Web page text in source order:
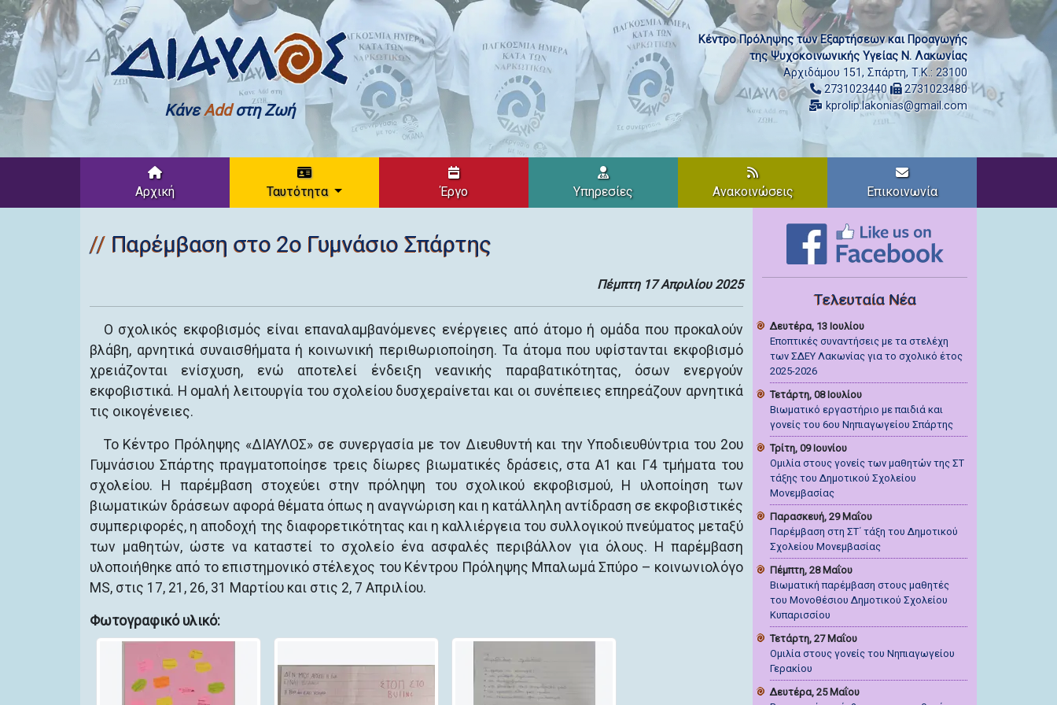
ΚάνεAddστη Ζωή
Κέντρο Πρόληψης των Εξαρτήσεων και Προαγωγής
της Ψυχοκοινωνικής Υγείας Ν. Λακωνίας
Αρχιδάμου 151, Σπάρτη, Τ.Κ.: 23100
2731023440
2731023480
kprolip.lakonias@gmail.com
Αρχική Ταυτότητα Έργο Υπηρεσίες Ανακοινώσεις Επικοινωνία
Παρέμβαση στο 2ο Γυμνάσιο Σπάρτης
Πέμπτη 17 Απριλίου 2025
Ο σχολικός εκφοβισμός είναι επαναλαμβανόμενες ενέργειες από άτομο ή ομάδα που προκαλούν
βλάβη, αρνητικά συναισθήματα ή κοινωνική περιθωριοποίηση. Τα άτομα που υφίστανται εκφοβισμό
χρειάζονται ενίσχυση, ενώ αποτελεί ένδειξη νεανικής παραβατικότητας, όσων ενεργούν
εκφοβιστικά. Η ομαλή λειτουργία του σχολείου δυσχεραίνεται και οι συνέπειες επηρεάζουν αρνητικά
τις οικογένειες.
Το Κέντρο Πρόληψης «ΔΙΑΥΛΟΣ» σε συνεργασία με τον Διευθυντή και την Υποδιευθύντρια του 2ου
Γυμνάσιου Σπάρτης πραγματοποίησε τρεις δίωρες βιωματικές δράσεις, στα Α1 και Γ4 τμήματα του
σχολείου. Η παρέμβαση στοχεύει στην πρόληψη του σχολικού εκφοβισμού, Η υλοποίηση των
βιωματικών δράσεων αφορά θέματα όπως η αναγνώριση και η κατάλληλη αντίδραση σε εκφοβιστικές
συμπεριφορές, η αποδοχή της διαφορετικότητας και η καλλιέργεια του συλλογικού πνεύματος μεταξύ
των μαθητών, ώστε να καταστεί το σχολείο ένα ασφαλές περιβάλλον για όλους. Η παρέμβαση
υλοποιήθηκε από το επιστημονικό στέλεχος του Κέντρου Πρόληψης Μπαλωμά Σπύρο – κοινωνιολόγο
MS, στις 17, 21, 26, 31 Μαρτίου και στις 2, 7 Απριλίου.
Φωτογραφικό υλικό:
Τελευταία Νέα
Δευτέρα, 13 Ιουλίου
Εποπτικές συναντήσεις με τα στελέχη
των ΣΔΕΥ Λακωνίας για το σχολικό έτος
2025-2026
Τετάρτη, 08 Ιουλίου
Βιωματικό εργαστήριο με παιδιά και
γονείς του 6ου Νηπιαγωγείου Σπάρτης
Τρίτη, 09 Ιουνίου
Ομιλία στους γονείς των μαθητών της ΣΤ
τάξης του Δημοτικού Σχολείου
Μονεμβασίας
Παρασκευή, 29 Μαΐου
Παρέμβαση στη ΣΤ΄ τάξη του Δημοτικού
Σχολείου Μονεμβασίας
Πέμπτη, 28 Μαΐου
Βιωματική παρέμβαση στους μαθητές
του Μονοθέσιου Δημοτικού Σχολείου
Κυπαρισσίου
Τετάρτη, 27 Μαΐου
Ομιλία στους γονείς του Νηπιαγωγείου
Γερακίου
Δευτέρα, 25 Μαΐου